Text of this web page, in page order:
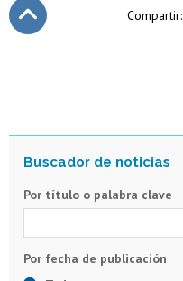
Compartir:
Por título o palabra clave